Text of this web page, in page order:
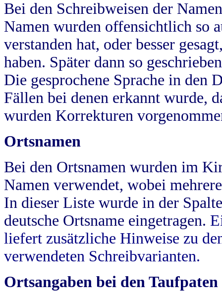
Bei den Schreibweisen der
Namen wurden offensichtlich so
verstanden hat, oder besser
haben. Später dann so
Die gesprochene Sprache in
Fällen bei denen erkannt wurde,
wurden Korrekturen
Ortsnamen
Bei den Ortsnamen wurden im
Namen verwendet, wobei
In dieser Liste wurde in der
deutsche Ortsname eingetragen.
liefert zusätzliche Hinweise zu
verwendeten Schreibvarianten.
Ortsangaben bei den Taufpaten